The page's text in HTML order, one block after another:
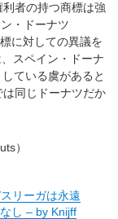
利者の持つ商標は強
・ドーナツ
に対しての異議を
スペイン・ドーナ
ている虞があると
は同じドーナツだか
）
リーガは永遠
し – by Knijff